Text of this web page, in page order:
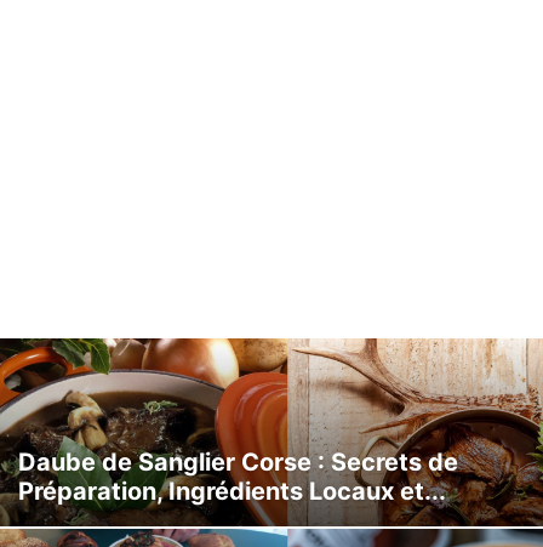
Daube de Sanglier Corse : Secrets de
Préparation, Ingrédients Locaux et...